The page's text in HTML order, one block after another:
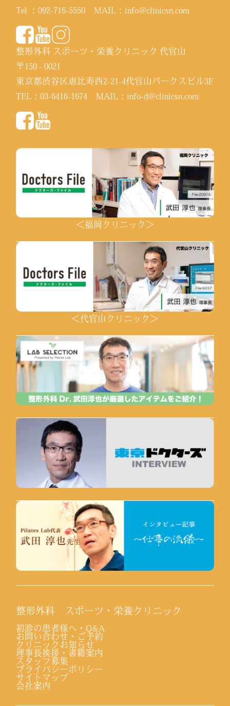
Tel ：092-716-5550 MAIL：info@clinicsn.com
整形外科 スポーツ・栄養クリニック 代官山
〒150 - 0021
東京都渋谷区恵比寿西2-21-4代官山パークスビル3F
TEL：03-6416-1674 MAIL：info-d@clinicsn.com
＜福岡クリニック＞
＜代官山クリニック＞
整形外科 スポーツ・栄養クリニック
初診の患者様へ・Q&A
お問い合わせ・ご予約
クリニックお知らせ
理事長挨拶・書籍案内
スタッフ募集
プライバシーポリシー
サイトマップ
会社案内